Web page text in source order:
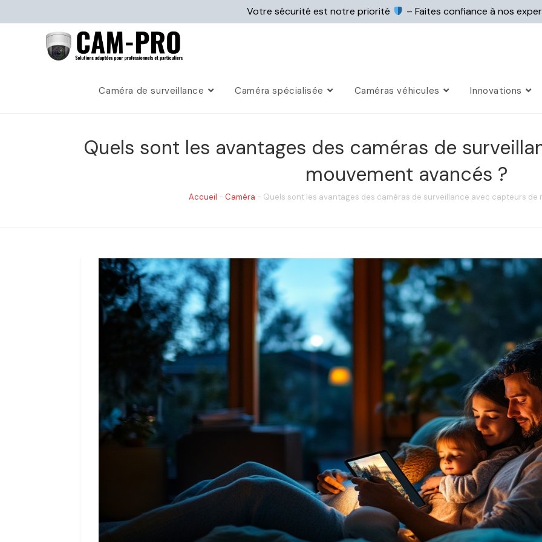
Votre sécurité est notre priorité – Faites confiance à nos
Caméra de surveillance Caméra spécialisée Caméras véhicules Innovations
Quels sont les avantages des caméras de
mouvement avancés ?
Accueil - Caméra - Quels sont les avantages des caméras de surveillance avec capteurs de